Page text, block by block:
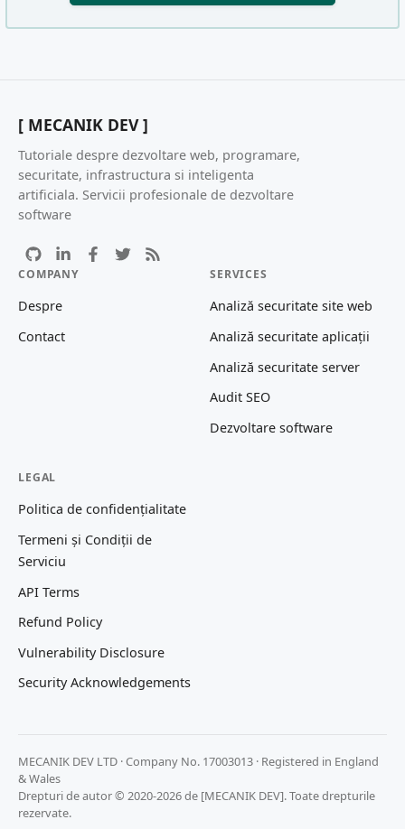
[ MECANIK DEV ]
Tutoriale despre dezvoltare web, programare,
securitate, infrastructura si inteligenta
artificiala. Servicii profesionale de dezvoltare
software
COMPANY
Despre
Contact
SERVICES
Analiză securitate site web
Analiză securitate aplicații
Analiză securitate server
Audit SEO
Dezvoltare software
LEGAL
Politica de confidențialitate
Termeni și Condiții de
Serviciu
API Terms
Refund Policy
Vulnerability Disclosure
Security Acknowledgements
MECANIK DEV LTD · Company No. 17003013 · Registered in England
& Wales
Drepturi de autor © 2020-2026 de [MECANIK DEV]. Toate drepturile
rezervate.